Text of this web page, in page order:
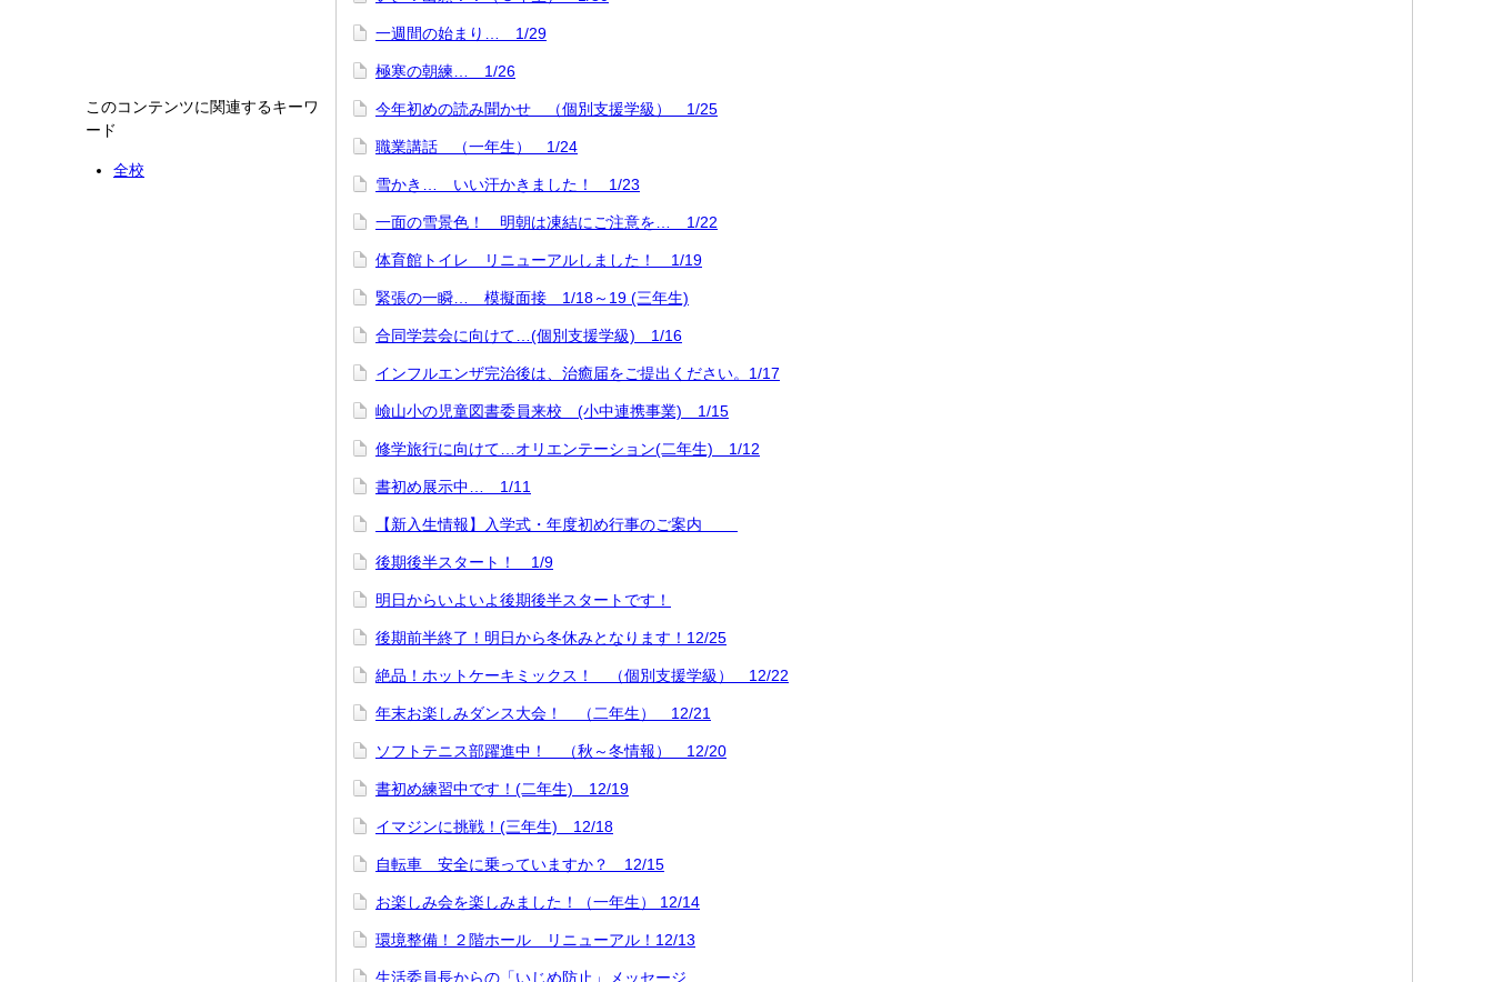
このコンテンツに関連するキーワ
ード
全校
一週間の始まり… 1/29
極寒の朝練… 1/26
今年初めの読み聞かせ （個別支援学級） 1/25
職業講話 （一年生） 1/24
雪かき… いい汗かきました！ 1/23
一面の雪景色！ 明朝は凍結にご注意を… 1/22
体育館トイレ リニューアルしました！ 1/19
緊張の一瞬… 模擬面接 1/18～19 (三年生)
合同学芸会に向けて…(個別支援学級) 1/16
インフルエンザ完治後は、治癒届をご提出ください。1/17
嶮山小の児童図書委員来校 (小中連携事業) 1/15
修学旅行に向けて…オリエンテーション(二年生) 1/12
書初め展示中… 1/11
【新入生情報】入学式・年度初め行事のご案内
後期後半スタート！ 1/9
明日からいよいよ後期後半スタートです！
後期前半終了！明日から冬休みとなります！12/25
絶品！ホットケーキミックス！ （個別支援学級） 12/22
年末お楽しみダンス大会！ （二年生） 12/21
ソフトテニス部躍進中！ （秋～冬情報） 12/20
書初め練習中です！(二年生) 12/19
イマジンに挑戦！(三年生) 12/18
自転車 安全に乗っていますか？ 12/15
お楽しみ会を楽しみました！（一年生） 12/14
環境整備！２階ホール リニューアル！12/13
生活委員長からの「いじめ防止」メッセージ